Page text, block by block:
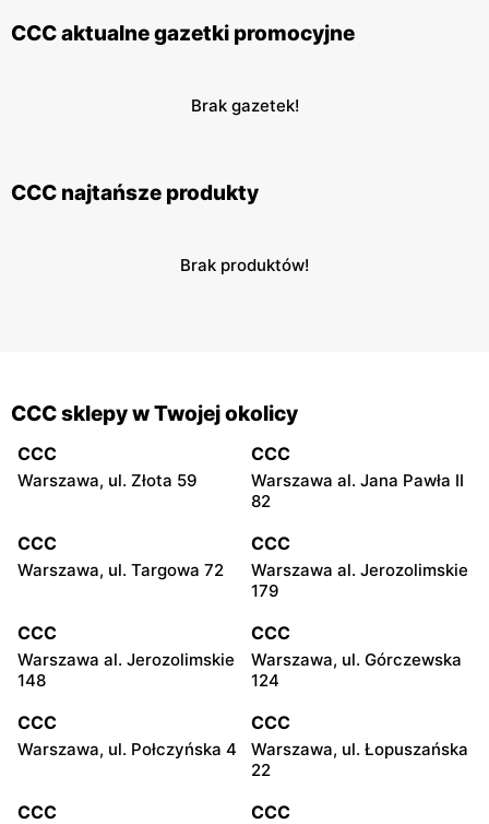
CCC aktualne gazetki promocyjne
Brak gazetek!
CCC najtańsze produkty
Brak produktów!
CCC sklepy w Twojej okolicy
CCC
Warszawa, ul. Złota 59
CCC
Warszawa al. Jana Pawła II
82
CCC
Warszawa, ul. Targowa 72
CCC
Warszawa al. Jerozolimskie
179
CCC
Warszawa al. Jerozolimskie
148
CCC
Warszawa, ul. Górczewska
124
CCC
Warszawa, ul. Połczyńska 4
CCC
Warszawa, ul. Łopuszańska
22
CCC CCC